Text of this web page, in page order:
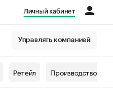
Личный кабинет
Управлять компанией
Ретейл Производство